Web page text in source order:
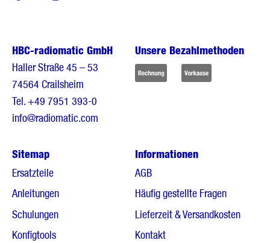
HBC-radiomatic GmbH
Haller Straße 45 – 53
74564 Crailsheim
Tel.+49 7951 393-0
info@radiomatic.com
Unsere Bezahlmethoden
Sitemap
Ersatzteile
Anleitungen
Schulungen
Konfigtools
Informationen
AGB
Häufig gestellte Fragen
Lieferzeit & Versandkosten
Kontakt